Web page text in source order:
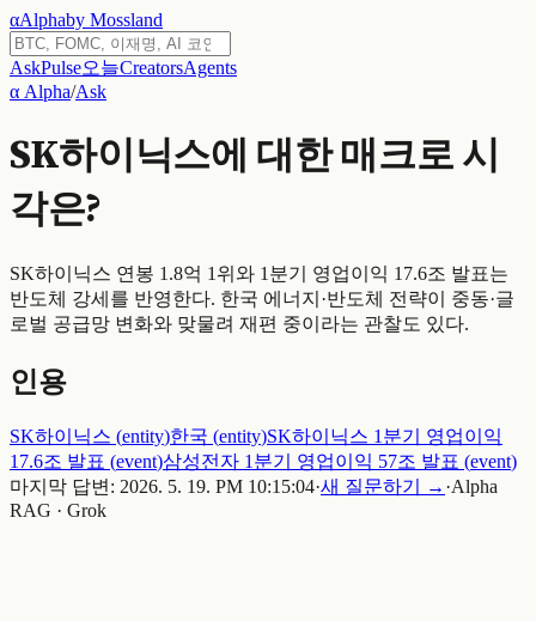
αAlphaby Mossland
AskPulse오늘CreatorsAgents
α Alpha/Ask
SK하이닉스에 대한 매크로 시
각은?
SK하이닉스 연봉 1.8억 1위와 1분기 영업이익 17.6조 발표는
반도체 강세를 반영한다. 한국 에너지·반도체 전략이 중동·글
로벌 공급망 변화와 맞물려 재편 중이라는 관찰도 있다.
인용
SK하이닉스 (entity)한국 (entity)SK하이닉스 1분기 영업이익
17.6조 발표 (event)삼성전자 1분기 영업이익 57조 발표 (event)
마지막 답변: 2026. 5. 19. PM 10:15:04·새 질문하기 → ·Alpha
RAG · Grok